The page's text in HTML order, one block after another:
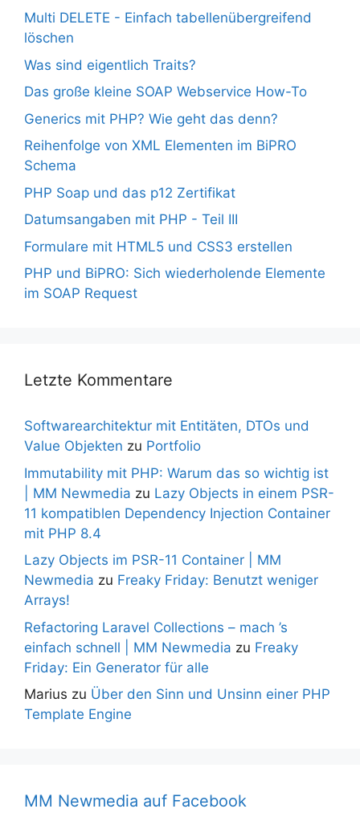
Multi DELETE - Einfach tabellenübergreifend
löschen
Was sind eigentlich Traits?
Das große kleine SOAP Webservice How-To
Generics mit PHP? Wie geht das denn?
Reihenfolge von XML Elementen im BiPRO
Schema
PHP Soap und das p12 Zertifikat
Datumsangaben mit PHP - Teil III
Formulare mit HTML5 und CSS3 erstellen
PHP und BiPRO: Sich wiederholende Elemente
im SOAP Request
Letzte Kommentare
Softwarearchitektur mit Entitäten, DTOs und
Value Objekten zu Portfolio
Immutability mit PHP: Warum das so wichtig ist
| MM Newmedia zu Lazy Objects in einem PSR-
11 kompatiblen Dependency Injection Container
mit PHP 8.4
Lazy Objects im PSR-11 Container | MM
Newmedia zu Freaky Friday: Benutzt weniger
Arrays!
Refactoring Laravel Collections – mach ’s
einfach schnell | MM Newmedia zu Freaky
Friday: Ein Generator für alle
Marius zu Über den Sinn und Unsinn einer PHP
Template Engine
MM Newmedia auf Facebook